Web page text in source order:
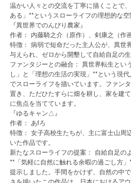
温かい人々との交流を丁寧に描くことで
ある」**というスローライフの理想的な空
『異世界でのんびり農家』
作者： 内藤騎之介（原作）、剣康之（作画
特徴： 病弱で短命だった主人公が、異世
与えられ、ゼロから開墾して自給自足の生
ファンタジーとの融合： 異世界転生とい
し」と「理想の生活の実現」**という現
でスローライフを描いています。ファン
置き、ただひたすらに畑を耕し、家を建
に焦点を当てています。
『ゆるキャン△』
作者： あfろ
特徴： 女子高校生たちが、主に富士山周
いた作品です。
新たなスローライフの提案： 自給自足の
**「気軽に自然に触れる余暇の過ごし方
提示しました。手間をかけず、自然の中